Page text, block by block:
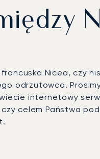
Nicea, czy
odrzutowca.
internetowy
celem Państwa